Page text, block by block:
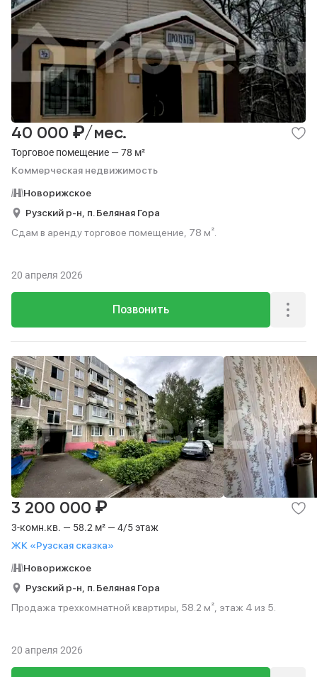
Торговое помещение — 78 м²
Коммерческая недвижимость
40 000 ₽/мес.
Новорижское
Рузский р-н, п. Беляная Гора
Сдам в аренду торговое помещение, 78 м².
Позвонить
20 апреля 2026
3-комн.кв. — 58.2 м² — 4/5 этаж
ЖК «Рузская сказка»
3 200 000 ₽
Новорижское
Рузский р-н, п. Беляная Гора
Продажа трехкомнатной квартиры, 58.2 м², этаж 4 из 5.
20 апреля 2026